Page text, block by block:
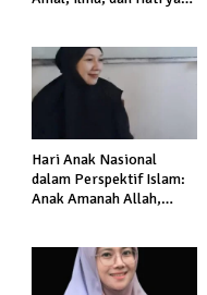
Hari Anak Nasional
dalam Perspektif Islam:
Anak Amanah Allah,